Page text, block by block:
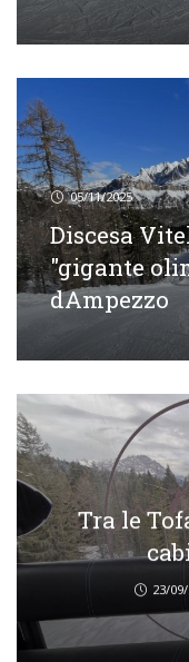
05/11/2025
Discesa
"gigante
dAmpezzo
Tra le
23/